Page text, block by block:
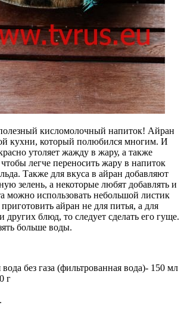
кисломолочный напиток! Айран
кухни, который полюбился многим. И
утоляет жажду в жару, а также
легче переносить жару в напиток
Также для вкуса в айран добавляют
зелень, а некоторые любят добавлять и
можно использовать небольшой листик
айран не для питья, а для
других блюд, то следует сделать его гуще.
больше воды.
без газа (фильтрованная вода)- 150 мл
г